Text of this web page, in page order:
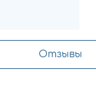
Отзывы